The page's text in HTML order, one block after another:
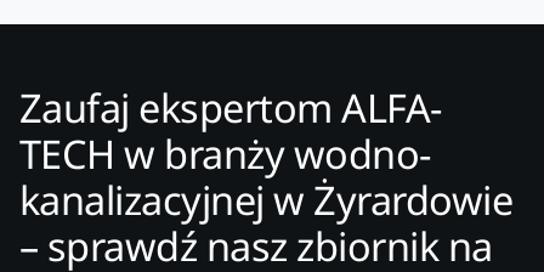
Zaufaj ekspertom ALFA-
TECH w branży wodno-
kanalizacyjnej w Żyrardowie
– sprawdź nasz zbiornik na